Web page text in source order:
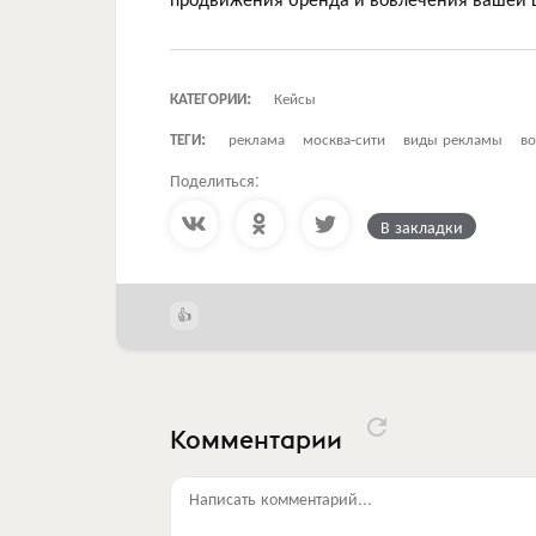
КАТЕГОРИИ:
Кейсы
ТЕГИ:
реклама москва-сити виды рекламы
Поделиться:
В закладки
Комментарии
Написать комментарий...